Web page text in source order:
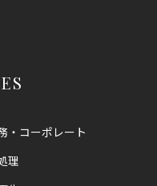
・コーポレート
理